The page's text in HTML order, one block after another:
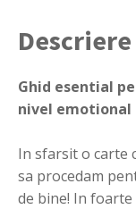
Descriere
Ghid esential
nivel emotional
In sfarsit o carte
sa procedam
de bine! In